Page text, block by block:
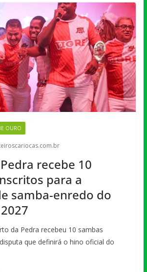
OURO
recebe 10
para a
samba-enredo do
da Pedra recebeu 10 sambas
que definirá o hino oficial do